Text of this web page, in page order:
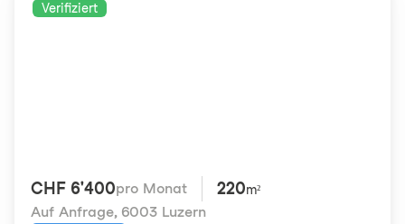
Verifiziert
CHF 6'400pro Monat 220m²
Auf Anfrage, 6003 Luzern